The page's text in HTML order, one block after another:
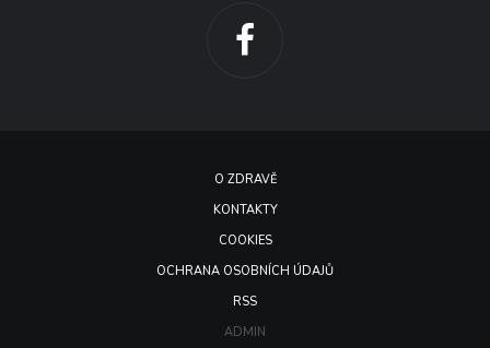
O ZDRAVĚ
KONTAKTY
COOKIES
OCHRANA OSOBNÍCH ÚDAJŮ
RSS
ADMIN